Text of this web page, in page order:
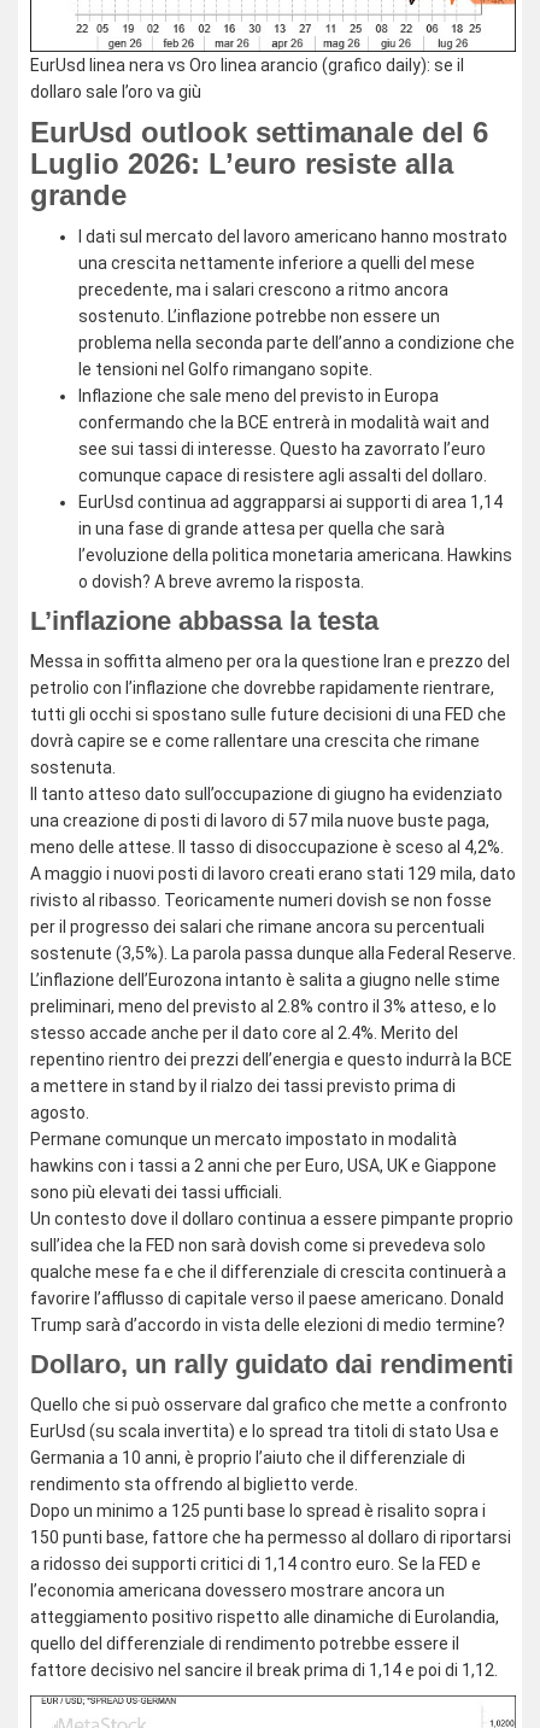
EurUsd linea nera vs Oro linea arancio (grafico daily): se il
dollaro sale l’oro va giù
EurUsd outlook settimanale del 6
Luglio 2026: L’euro resiste alla
grande
I dati sul mercato del lavoro americano hanno mostrato
una crescita nettamente inferiore a quelli del mese
precedente, ma i salari crescono a ritmo ancora
sostenuto. L’inflazione potrebbe non essere un
problema nella seconda parte dell’anno a condizione che
le tensioni nel Golfo rimangano sopite.
Inflazione che sale meno del previsto in Europa
confermando che la BCE entrerà in modalità wait and
see sui tassi di interesse. Questo ha zavorrato l’euro
comunque capace di resistere agli assalti del dollaro.
EurUsd continua ad aggrapparsi ai supporti di area 1,14
in una fase di grande attesa per quella che sarà
l’evoluzione della politica monetaria americana. Hawkins
o dovish? A breve avremo la risposta.
L’inflazione abbassa la testa
Messa in soffitta almeno per ora la questione Iran e prezzo del
petrolio con l’inflazione che dovrebbe rapidamente rientrare,
tutti gli occhi si spostano sulle future decisioni di una FED che
dovrà capire se e come rallentare una crescita che rimane
sostenuta.
Il tanto atteso dato sull’occupazione di giugno ha evidenziato
una creazione di posti di lavoro di 57 mila nuove buste paga,
meno delle attese. Il tasso di disoccupazione è sceso al 4,2%.
A maggio i nuovi posti di lavoro creati erano stati 129 mila, dato
rivisto al ribasso. Teoricamente numeri dovish se non fosse
per il progresso dei salari che rimane ancora su percentuali
sostenute (3,5%). La parola passa dunque alla Federal Reserve.
L’inflazione dell’Eurozona intanto è salita a giugno nelle stime
preliminari, meno del previsto al 2.8% contro il 3% atteso, e lo
stesso accade anche per il dato core al 2.4%. Merito del
repentino rientro dei prezzi dell’energia e questo indurrà la BCE
a mettere in stand by il rialzo dei tassi previsto prima di
agosto.
Permane comunque un mercato impostato in modalità
hawkins con i tassi a 2 anni che per Euro, USA, UK e Giappone
sono più elevati dei tassi ufficiali.
Un contesto dove il dollaro continua a essere pimpante proprio
sull’idea che la FED non sarà dovish come si prevedeva solo
qualche mese fa e che il differenziale di crescita continuerà a
favorire l’afflusso di capitale verso il paese americano. Donald
Trump sarà d’accordo in vista delle elezioni di medio termine?
Dollaro, un rally guidato dai rendimenti
Quello che si può osservare dal grafico che mette a confronto
EurUsd (su scala invertita) e lo spread tra titoli di stato Usa e
Germania a 10 anni, è proprio l’aiuto che il differenziale di
rendimento sta offrendo al biglietto verde.
Dopo un minimo a 125 punti base lo spread è risalito sopra i
150 punti base, fattore che ha permesso al dollaro di riportarsi
a ridosso dei supporti critici di 1,14 contro euro. Se la FED e
l’economia americana dovessero mostrare ancora un
atteggiamento positivo rispetto alle dinamiche di Eurolandia,
quello del differenziale di rendimento potrebbe essere il
fattore decisivo nel sancire il break prima di 1,14 e poi di 1,12.